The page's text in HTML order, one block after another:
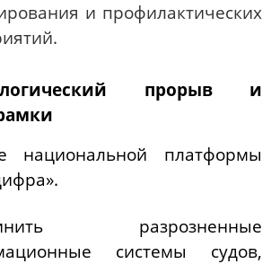
и профилактических
прорыв и
национальной платформы
разрозненные
системы судов,